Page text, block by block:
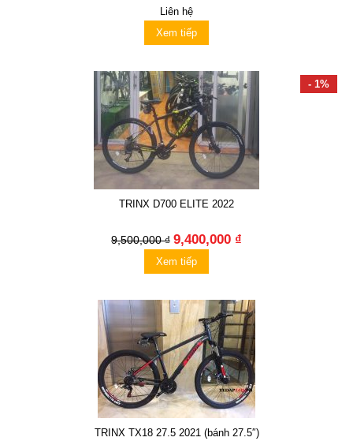
Liên hệ
Xem tiếp
- 1%
TRINX D700 ELITE 2022
9,500,000 ₫ 9,400,000 ₫
Xem tiếp
TRINX TX18 27.5 2021 (bánh 27.5″)